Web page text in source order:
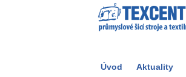
Úvod Aktuality